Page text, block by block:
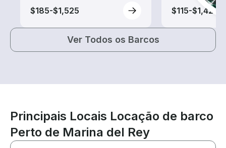
$185-$1,525
$115-$1,420
Ver Todos os Barcos
Principais Locais Locação de barco
Perto de Marina del Rey